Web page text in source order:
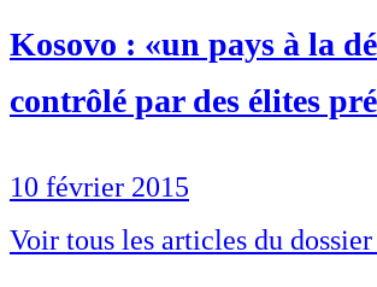
Kosovo : «un pays à la
contrôlé par des élites
10 février 2015
Voir tous les articles du dossier